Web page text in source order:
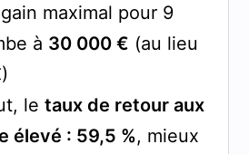
maximal pour 9
à 30 000 € (au lieu
le taux de retour aux
élevé : 59,5 %, mieux